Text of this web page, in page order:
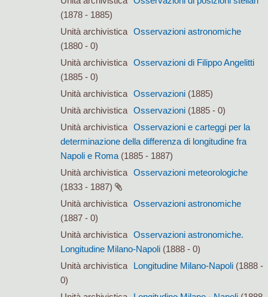
(1878 - 1885)
Unità archivistica Osservazioni astronomiche
(1880 - 0)
Unità archivistica Osservazioni di Filippo Angelitti
(1885 - 0)
Unità archivistica Osservazioni(1885)
Unità archivistica Osservazioni(1885 - 0)
Unità archivistica Osservazioni e carteggi per la
determinazione della differenza di longitudine fra
Napoli e Roma(1885 - 1887)
Unità archivistica Osservazioni meteorologiche
(1833 - 1887)
Unità archivistica Osservazioni astronomiche
(1887 - 0)
Unità archivistica Osservazioni astronomiche.
Longitudine Milano-Napoli(1888 - 0)
Unità archivistica
Longitudine Milano-Napoli(1888 -
0)